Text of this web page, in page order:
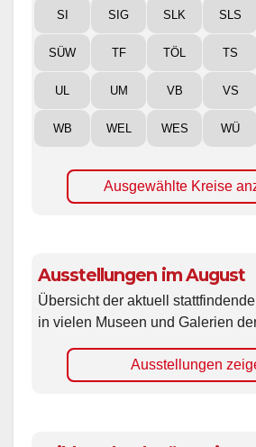
SI SIG SLK SLS
SÜW TF TÖL TS
UL UM VB VS
WB WEL WES WÜ
Ausgewählte Kreise
Ausstellungen im August
Übersicht der aktuell
in vielen Museen und Galerien
Ausstellungen